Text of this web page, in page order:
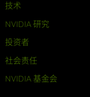
技术
NVIDIA 研究
投资者
社会责任
NVIDIA 基金会